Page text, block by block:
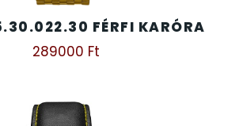
FÉRFI KARÓRA
289000 Ft